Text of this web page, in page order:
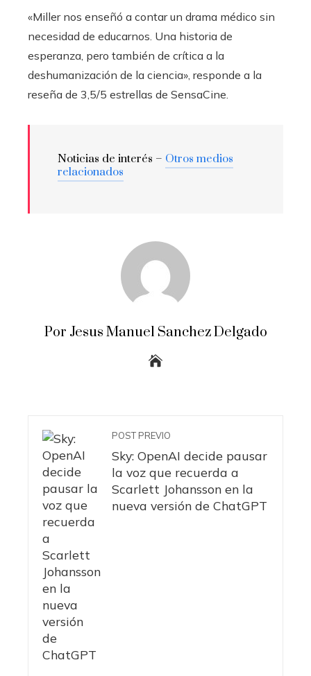
«Miller nos enseñó a contar un drama médico sin
necesidad de educarnos. Una historia de
esperanza, pero también de crítica a la
deshumanización de la ciencia», responde a la
reseña de 3,5/5 estrellas de SensaCine.
Noticias de interés – Otros medios
relacionados
Por Jesus Manuel Sanchez Delgado
POST PREVIO
Sky: OpenAI decide pausar
la voz que recuerda a
Scarlett Johansson en la
nueva versión de ChatGPT